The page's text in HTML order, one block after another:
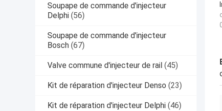
Soupape de commande d'injecteur
Delphi (56)
Soupape de commande d'injecteur
Bosch (67)
Valve commune d'injecteur de rail (45)
Kit de réparation d'injecteur Denso (23)
Kit de réparation d'injecteur Delphi (46)